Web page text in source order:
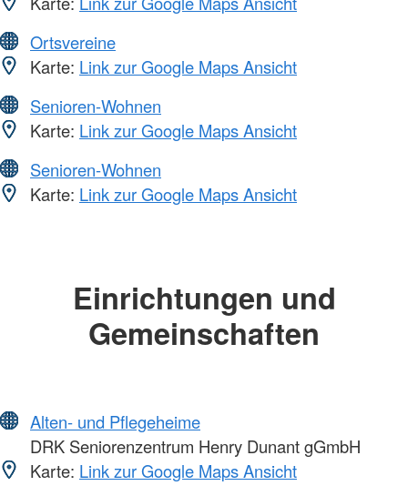
Ortsvereine
Karte: Link zur Google Maps Ansicht
Senioren-Wohnen
Karte: Link zur Google Maps Ansicht
Senioren-Wohnen
Karte: Link zur Google Maps Ansicht
Einrichtungen und
Gemeinschaften
Alten- und Pflegeheime
DRK Seniorenzentrum Henry Dunant gGmbH
Karte: Link zur Google Maps Ansicht